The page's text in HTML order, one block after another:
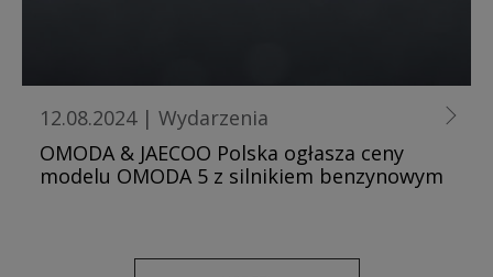
12.08.2024 | Wydarzenia
OMODA & JAECOO Polska ogłasza ceny
modelu OMODA 5 z silnikiem benzynowym